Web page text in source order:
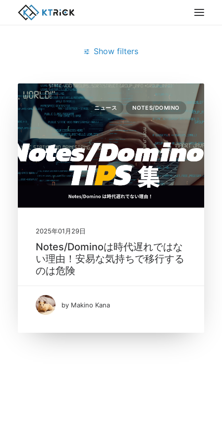
Show filters
ニュース NOTES/DOMINO
2025年01月29日
Notes/Dominoは時代遅れではな
い理由！安易な気持ちで移行する
のは危険
by Makino Kana